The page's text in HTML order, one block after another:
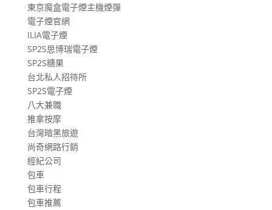
東京魔盒電子煙主機煙彈
電子煙官網
ILIA電子煙
SP2S思博瑞電子煙
SP2S糖果
台北私人招待所
SP2S電子煙
八大兼職
推拿按摩
台灣暗黑旅遊
尚奇網路行銷
經紀公司
包車
包車行程
包車推薦